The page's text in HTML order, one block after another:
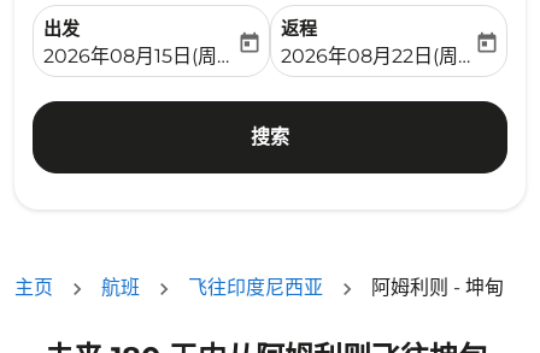
出发
fc-booking-departure-date-aria-label
2026年08月15日(周六)
today
返程
fc-booking-return-date-
2026年08月22日(周六)
today
搜索
主页 航班 飞往印度尼西亚 阿姆利则 - 坤甸